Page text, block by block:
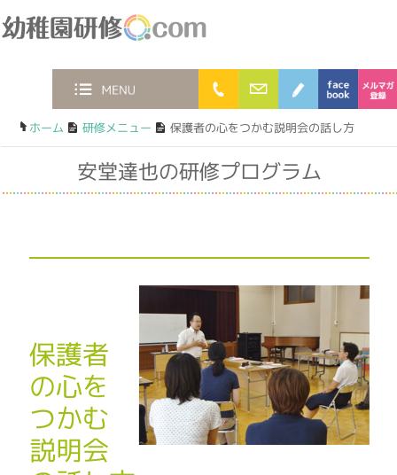
MENU 0120-36-2023
お問合わせフォー
ブログ
ホーム / 研修メニュー / 保護者の心をつかむ説明会の話し方
安堂達也の研修プログラム
保護者
の心を
つかむ
説明会